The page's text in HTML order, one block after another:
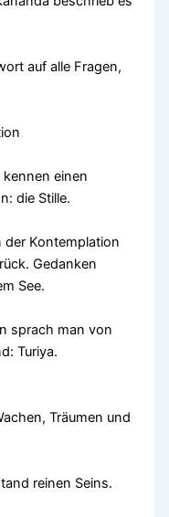
auf alle Fragen,
einen
die Stille.
der Kontemplation
Gedanken
See.
sprach man von
Turiya.
Träumen und
reinen Seins.